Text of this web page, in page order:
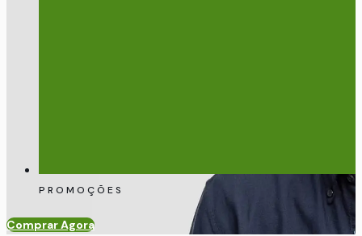
PROMOÇÕES
Comprar Agora